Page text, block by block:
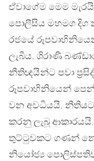
ඒවාගේම මෙම
පොලීසිය මහමග දිග
රජයේ
ලැබීය. ශිරාණි
නීතිඥයින්ට පවා
රූපවාහිනියෙන්
වන අවධියයි.
කරනු ලැබූ
තුට්ටුවකට ගණන්
නියෝජ්‍ය